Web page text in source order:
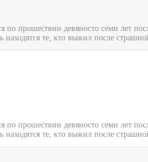
по прошествии девяносто семи лет
те, кто выжил после
по прошествии девяносто семи лет
находятся те, кто выжил после